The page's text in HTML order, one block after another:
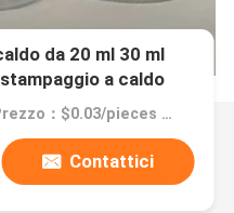
da 20 ml 30 ml
a caldo
Prezzo：$0.03/pieces 10000-299999 pieces
Contattici